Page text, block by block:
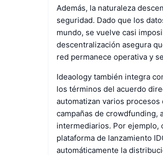
Además, la naturaleza
seguridad. Dado que los
mundo, se vuelve casi
descentralización asegura
red permanece operativa y
Ideaology también integra
los términos del acuerdo
automatizan varios
campañas de crowdfunding,
intermediarios. Por ejemplo,
plataforma de lanzamiento
automáticamente la